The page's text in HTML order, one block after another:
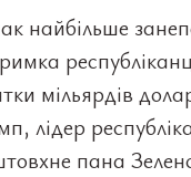
найбільше
мільярдів
лідер
пана